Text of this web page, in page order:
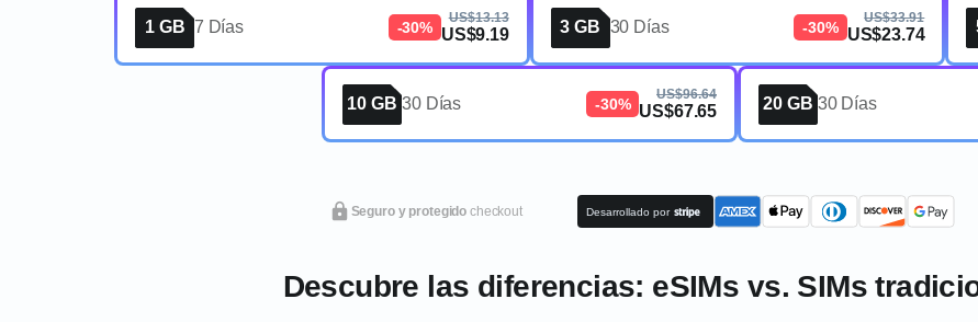
1 GB 7 Días -30%
US$13.13
US$9.19 3 GB 30 Días -30%
US$33.91
US$23.74
10 GB 30 Días -30%
US$96.64
US$67.65 20 GB 30 Días
Seguro y protegido checkout Desarrollado por
Descubre las diferencias: eSIMs vs. SIMs